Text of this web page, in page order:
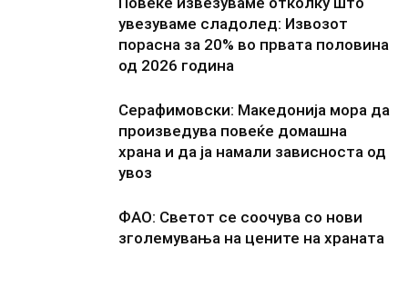
увезуваме сладолед: Извозот
порасна за 20% во првата половина
од 2026 година
Серафимовски: Македонија мора да
произведува повеќе домашна
храна и да ја намали зависноста од
увоз
ФАО: Светот се соочува со нови
зголемувања на цените на храната